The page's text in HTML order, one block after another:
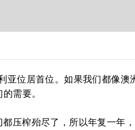
亚位居首位。如果我们都像澳
需要。
压榨殆尽了，所以年复一年